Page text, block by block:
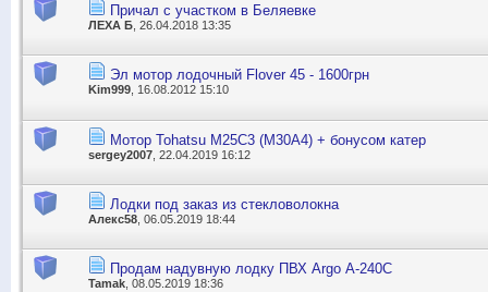
Причал с участком в Беляевке
ЛЕХА Б , 26.04.2018 13:35
Эл мотор лодочный Flover 45 - 1600грн
Kim999 , 16.08.2012 15:10
Мотор Tohatsu M25C3 (M30A4) + бонусом катер
sergey2007 , 22.04.2019 16:12
Лодки под заказ из стекловолокна
Алекс58 , 06.05.2019 18:44
Продам надувную лодку ПВХ Argo А-240С
Tamak, 08.05.2019 18:36